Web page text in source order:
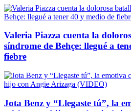
Valeria Piazza cuenta la
síndrome de Behçe: llegué a
fiebre
Jota Benz y “Llegaste tú”, la